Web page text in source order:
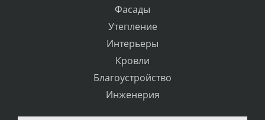
Фасады
Утепление
Интерьеры
Кровли
Благоустройство
Инженерия